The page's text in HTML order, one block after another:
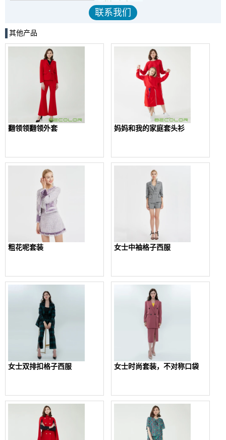
其他产品
翻领领翻领外套 妈妈和我的家庭套头衫
粗花呢套装 女士中袖格子西服
女士双排扣格子西服 女士时尚套装，不对称口袋